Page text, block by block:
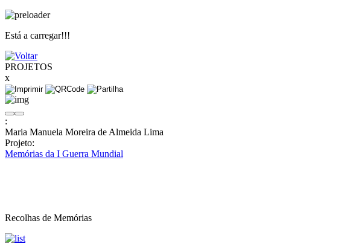
Está a carregar!!!
PROJETOS
x
:
Maria Manuela Moreira de Almeida Lima
Projeto:
Memórias da I Guerra Mundial
Recolhas de Memórias